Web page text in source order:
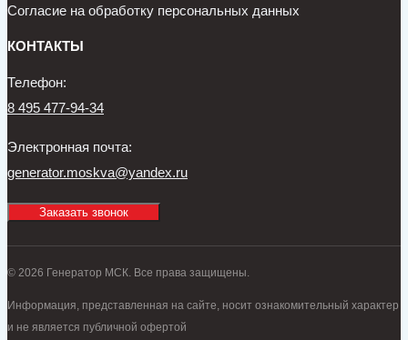
Согласие на обработку персональных данных
КОНТАКТЫ
Телефон:
8 495 477-94-34
Электронная почта:
generator.moskva@yandex.ru
Заказать звонок
© 2026 Генератор МСК. Все права защищены.
Информация, представленная на сайте, носит ознакомительный характер
и не является публичной офертой